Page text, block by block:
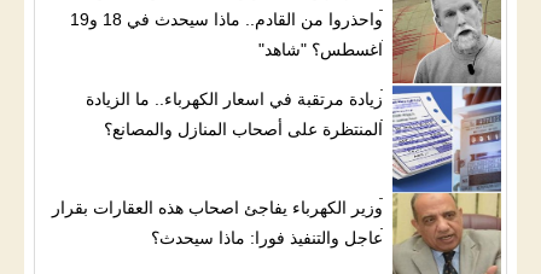
واحذروا من القادم.. ماذا سيحدث في 18 و19
اغسطس؟ "شاهد"
زيادة مرتقبة في اسعار الكهرباء.. ما الزيادة
المنتظرة على أصحاب المنازل والمصانع؟
وزير الكهرباء يفاجئ اصحاب هذه العقارات بقرار
عاجل والتنفيذ فورا: ماذا سيحدث؟